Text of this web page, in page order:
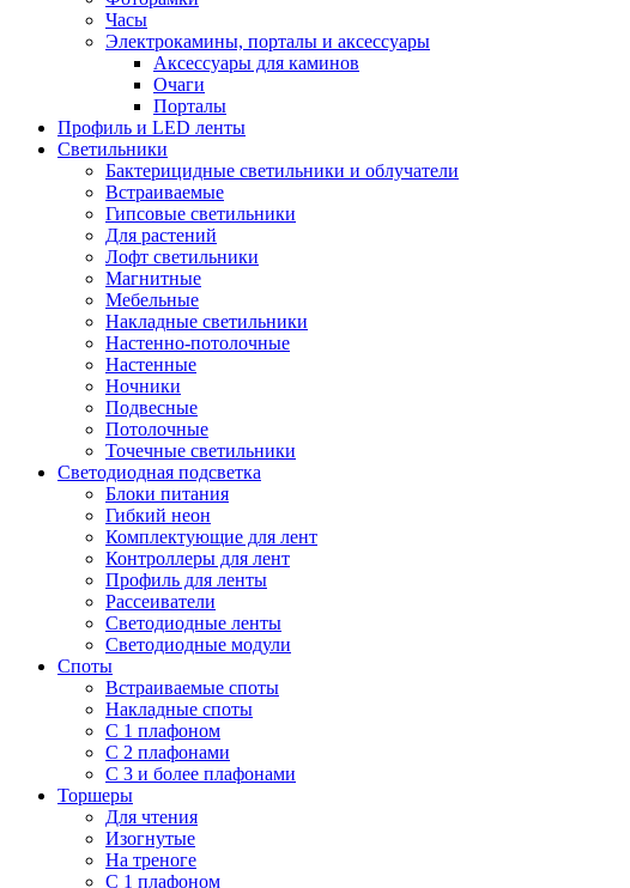
Часы
Электрокамины, порталы и аксессуары
Аксессуары для каминов
Очаги
Порталы
Профиль и LED ленты
Светильники
Бактерицидные светильники и облучатели
Встраиваемые
Гипсовые светильники
Для растений
Лофт светильники
Магнитные
Мебельные
Накладные светильники
Настенно-потолочные
Настенные
Ночники
Подвесные
Потолочные
Точечные светильники
Светодиодная подсветка
Блоки питания
Гибкий неон
Комплектующие для лент
Контроллеры для лент
Профиль для ленты
Рассеиватели
Светодиодные ленты
Светодиодные модули
Споты
Встраиваемые споты
Накладные споты
С 1 плафоном
С 2 плафонами
С 3 и более плафонами
Торшеры
Для чтения
Изогнутые
На треноге
С 1 плафоном